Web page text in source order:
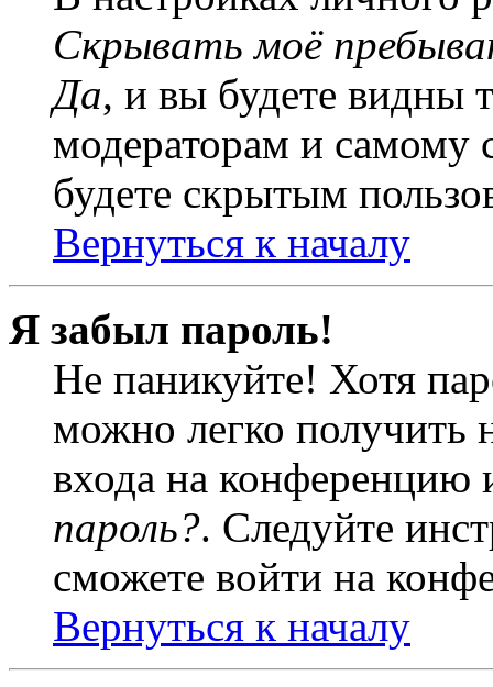
Скрывать моё
Да, и вы будете видны
модераторам и самому
будете скрытым
Вернуться к началу
Я забыл пароль!
Не паникуйте! Хотя
можно легко получить
входа на
пароль?. Следуйте
сможете войти на
Вернуться к началу